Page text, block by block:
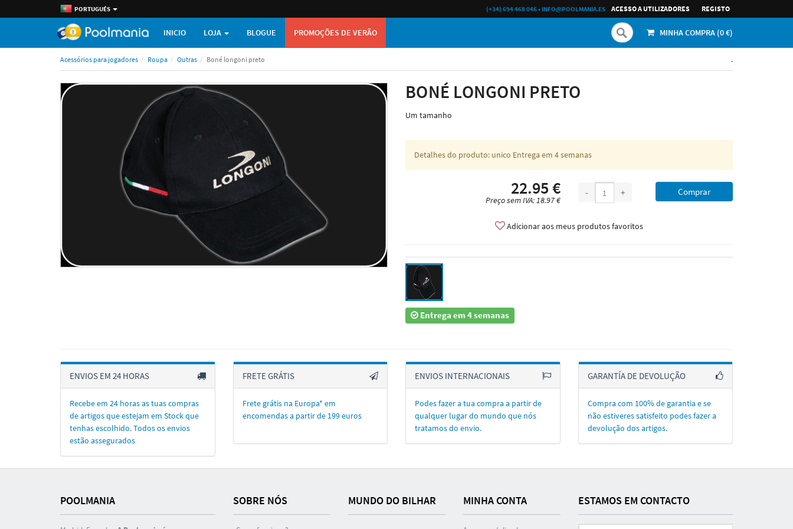
PORTUGUÉS ACESSO A UTILIZADORES REGISTO
(+34) 694 468 046•INFO@POOLMANIA.ES
INICIO LOJA BLOGUE PROMOÇÕES DE VERÃO MINHA COMPRA (0€)
Acessórios para jogadores Roupa Outras Boné longoni preto .
BONÉ LONGONI PRETO
Um tamanho
Detalhes do produto: unico Entrega em 4 semanas
22.95 €
Preço sem IVA: 18.97 €
- + Comprar
Adicionar aos meus produtos favoritos
Entrega em 4 semanas
ENVIOS EM 24 HORAS
Recebe em 24 horas as tuas compras
de artigos que estejam em Stock que
tenhas escolhido. Todos os envios
estão assegurados
FRETE GRÁTIS
Frete grátis na Europa* em
encomendas a partir de 199 euros
ENVIOS INTERNACIONAIS
Podes fazer a tua compra a partir de
qualquer lugar do mundo que nós
tratamos do envio.
GARANTÍA DE DEVOLUÇÃO
Compra com 100% de garantia e se
não estiveres satisfeito podes fazer a
devolução dos artigos.
POOLMANIA SOBRE NÓS MUNDO DO BILHAR MINHA CONTA ESTAMOS EM CONTACTO